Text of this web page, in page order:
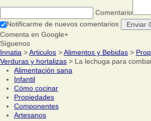
Comentario
Notificarme de nuevos comentarios
Comenta en Google+
Síguenos
Innatia >Articulos >Alimentos y Bebidas >
Verduras y hortalizas > La lechuga para
Alimentación sana
Infantil
Cómo cocinar
Propiedades
Componentes
Artesanos